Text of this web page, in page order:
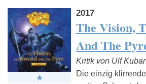
2017
The Vision,
And The
Kritik von Ulf
Die einzig